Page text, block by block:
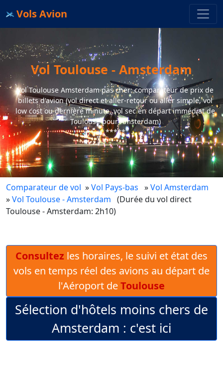
Vols Avion
Vol Toulouse - Amsterdam
Vol Toulouse Amsterdam pas cher: comparateur de prix de
billets d'avion (vol direct et aller-retour ou aller simple, vol
low cost ou dernière minute, vol sec en départ immédiat de
Toulouse pour Amsterdam)
*****
Comparateur de vol »Vol Pays-bas »Vol Amsterdam
»Vol Toulouse - Amsterdam (Durée du vol direct
Toulouse - Amsterdam: 2h10)
Consultez les horaires, le suivi et état des
vols en temps réel des avions au départ de
l'Aéroport deToulouse
Sélection d'hôtels moins chers de
Amsterdam : c'est ici